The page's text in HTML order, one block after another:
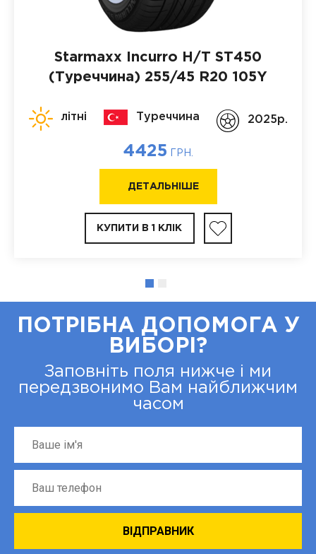
Starmaxx Incurro H/T ST450
(Туреччина) 255/45 R20 105Y
літні Туреччина 2025p.
4425 ГРН.
ДЕТАЛЬНІШЕ
КУПИТИ В 1 КЛІК
ПОТРІБНА ДОПОМОГА У
ВИБОРІ?
Заповніть поля нижче і ми
передзвонимо Вам найближчим
часом